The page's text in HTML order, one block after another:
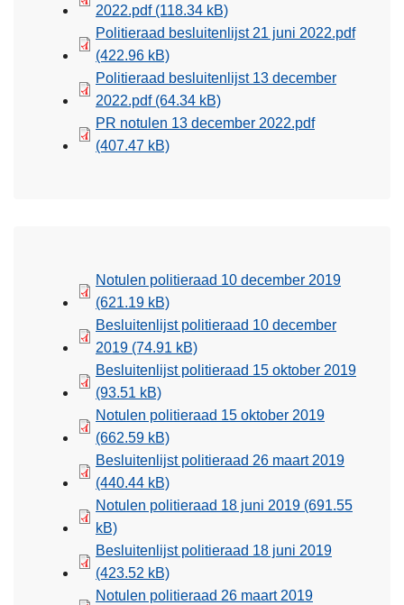
2022.pdf (118.34 kB)
Politieraad besluitenlijst 21 juni 2022.pdf
(422.96 kB)
Politieraad besluitenlijst 13 december
2022.pdf (64.34 kB)
PR notulen 13 december 2022.pdf
(407.47 kB)
Notulen politieraad 10 december 2019
(621.19 kB)
Besluitenlijst politieraad 10 december
2019 (74.91 kB)
Besluitenlijst politieraad 15 oktober 2019
(93.51 kB)
Notulen politieraad 15 oktober 2019
(662.59 kB)
Besluitenlijst politieraad 26 maart 2019
(440.44 kB)
Notulen politieraad 18 juni 2019 (691.55
kB)
Besluitenlijst politieraad 18 juni 2019
(423.52 kB)
Notulen politieraad 26 maart 2019